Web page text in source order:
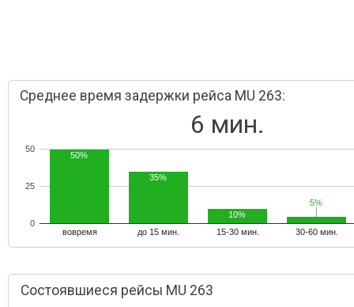
Среднее время задержки рейса MU 263:
6 мин.
вовремя до 15 мин. 15-30 мин. 30-60 мин.
0
25
50
50%
35%
10%
5%
5%
Состоявшиеся рейсы MU 263